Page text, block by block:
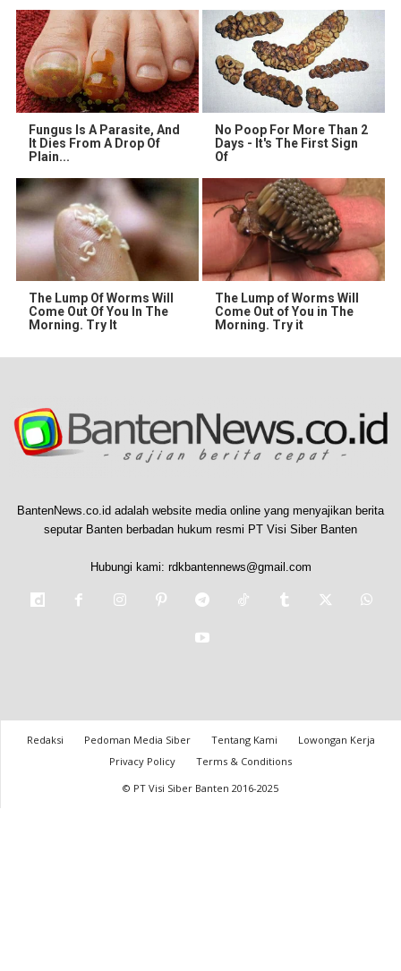
Fungus Is A Parasite, And
It Dies From A Drop Of
Plain...
No Poop For More Than 2
Days - It's The First Sign
Of
The Lump Of Worms Will
Come Out Of You In The
Morning. Try It
The Lump of Worms Will
Come Out of You in The
Morning. Try it
BantenNews.co.id adalah website media online yang menyajikan berita
seputar Banten berbadan hukum resmi PT Visi Siber Banten
Hubungi kami: rdkbantennews@gmail.com
Redaksi Pedoman Media Siber Tentang Kami
Lowongan Kerja
Privacy Policy
Terms & Conditions
© PT Visi Siber Banten 2016-2025